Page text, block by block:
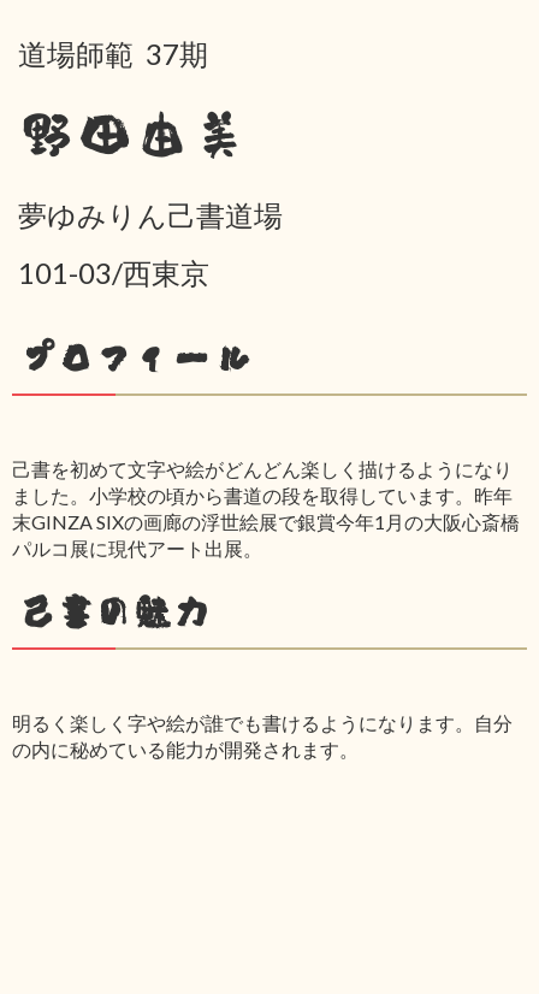
道場師範 37期
野田由美
夢ゆみりん己書道場
101-03/西東京
プロフィール
己書を初めて文字や絵がどんどん楽しく描けるようになり
ました。小学校の頃から書道の段を取得しています。昨年
末GINZA SIXの画廊の浮世絵展で銀賞今年1月の大阪心斎橋
パルコ展に現代アート出展。
己書の魅力
明るく楽しく字や絵が誰でも書けるようになります。自分
の内に秘めている能力が開発されます。